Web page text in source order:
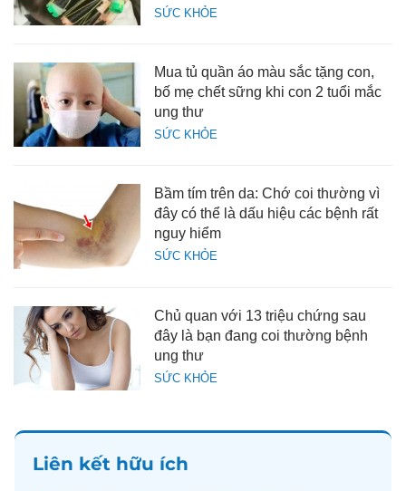
SỨC KHỎE
SỨC KHỎE
Mua tủ quần áo màu sắc tặng con,
bố mẹ chết sững khi con 2 tuổi mắc
ung thư
SỨC KHỎE
Bầm tím trên da: Chớ coi thường vì
đây có thể là dấu hiệu các bệnh rất
nguy hiểm
SỨC KHỎE
Chủ quan với 13 triệu chứng sau
đây là bạn đang coi thường bệnh
ung thư
Liên kết hữu ích